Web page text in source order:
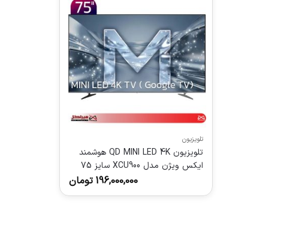
تلویزیون
تلویزیون QD MINI LED 4K هوشمند
ایکس ویژن مدل XCU900 سایز 75
196,000,000 تومان